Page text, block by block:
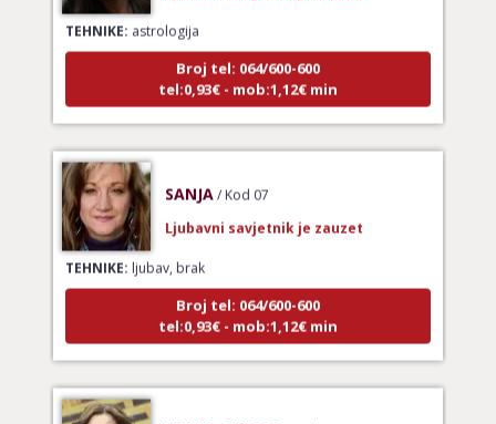
TEHNIKE:astrologija
Broj tel: 064/600-600
tel:0,93€ - mob:1,12€ min
Ljubavni savjetnik je zauzet
TEHNIKE:ljubav, brak
Broj tel: 064/600-600
tel:0,93€ - mob:1,12€ min